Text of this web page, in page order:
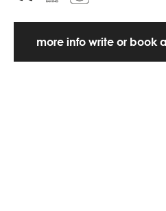
more info write or book